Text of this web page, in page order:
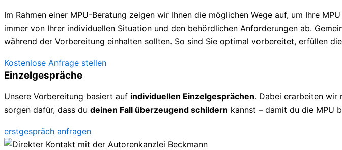
Im Rahmen einer MPU-Beratung zeigen wir Ihnen die möglichen Wege auf, um Ihre
immer von Ihrer individuellen Situation und den behördlichen Anforderungen ab.
während der Vorbereitung einhalten sollten. So sind Sie optimal vorbereitet, erfüllen
Kostenlose Anfrage stellen
Einzelgespräche
Unsere Vorbereitung basiert auf individuellen Einzelgesprächen. Dabei erarbeiten wir
sorgen dafür, dass du deinen Fall überzeugend schildern kannst – damit du die MPU
erstgespräch anfragen